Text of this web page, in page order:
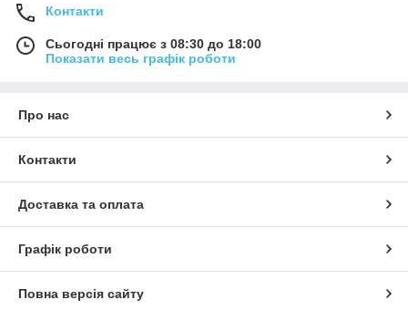
Контакти
Сьогодні працює з 08:30 до 18:00
Показати весь графік роботи
Про нас
Контакти
Доставка та оплата
Графік роботи
Повна версія сайту